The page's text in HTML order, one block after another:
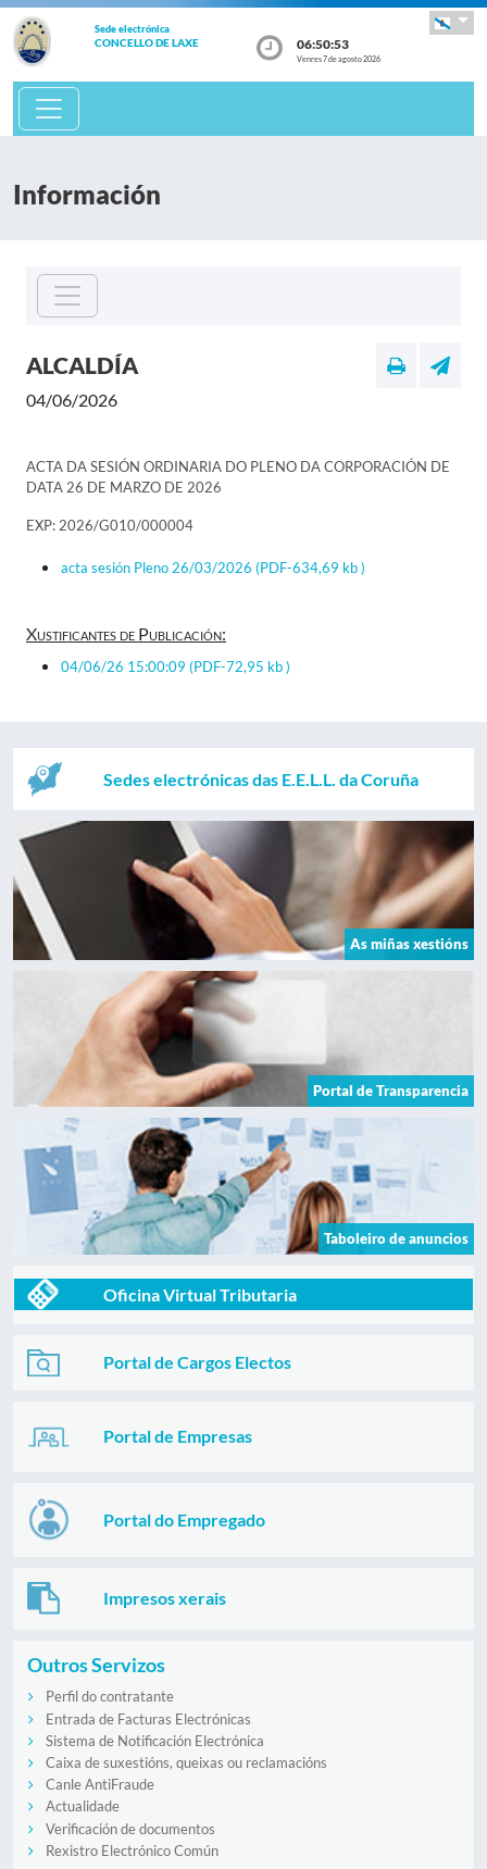
Sede electrónica
CONCELLO DE LAXE 06:50:53
Venres 7 de agosto 2026
Información
ALCALDÍA
04/06/2026
ACTA DA SESIÓN ORDINARIA DO PLENO DA CORPORACIÓN DE
DATA 26 DE MARZO DE 2026
EXP: 2026/G010/000004
acta sesión Pleno 26/03/2026 (PDF-634,69 kb )
Xustificantes de Publicación:
04/06/26 15:00:09 (PDF-72,95 kb )
Sedes electrónicas das E.E.L.L. da Coruña
As miñas xestións
Portal de Transparencia
Taboleiro de anuncios
Oficina Virtual Tributaria
Portal de Cargos Electos
Portal de Empresas
Portal do Empregado
Impresos xerais
Outros Servizos
Perfil do contratante
Entrada de Facturas Electrónicas
Sistema de Notificación Electrónica
Caixa de suxestións, queixas ou reclamacións
Canle AntiFraude
Actualidade
Verificación de documentos
Rexistro Electrónico Común